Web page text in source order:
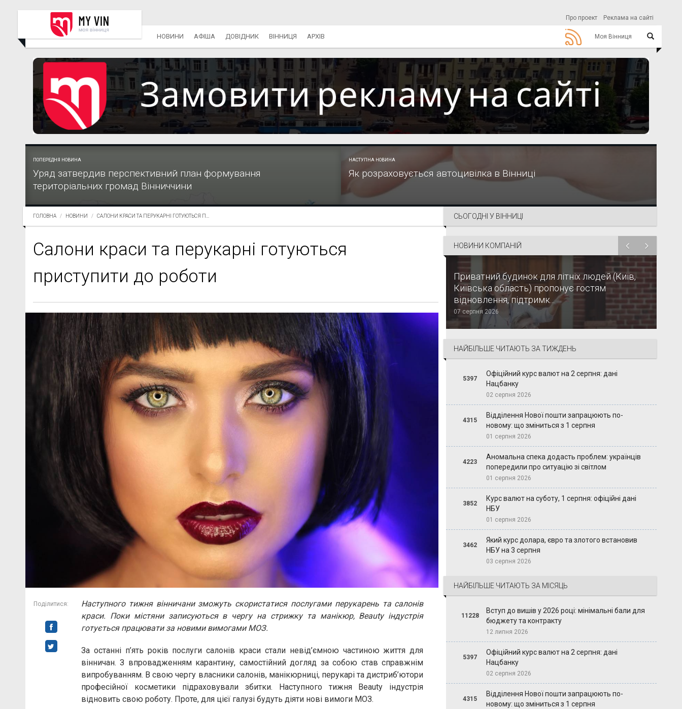
Про проект Реклама на сайті
Моя Вінниця
НОВИНИ АФІША ДОВІДНИК ВІННИЦЯ АРХІВ
ПОПЕРЕДНЯ НОВИНА
Уряд затвердив перспективний план формування
територіальних громад Вінниччини
НАСТУПНА НОВИНА
Як розраховується автоцивілка в Вінниці
ГОЛОВНА НОВИНИ САЛОНИ КРАСИ ТА ПЕРУКАРНІ ГОТУЮТЬСЯ П...
Салони краси та перукарні готуються
приступити до роботи
Поділитися:
Наступного тижня вінничани зможуть скористатися послугами перукарень та салонів
краси. Поки містяни записуються в чергу на стрижку та манікюр, Beauty індустрія
готується працювати за новими вимогами МОЗ.
За останні п’ять років послуги салонів краси стали невід’ємною частиною життя для
вінничан. З впровадженням карантину, самостійний догляд за собою став справжнім
випробуванням. В свою чергу власники салонів, манікюрниці, перукарі та дистриб’ютори
професійної косметики підраховували збитки. Наступного тижня Beauty індустрія
відновить свою роботу. Проте, для цієї галузі будуть діяти нові вимоги МОЗ.
СЬОГОДНІ У ВІННИЦІ
НОВИНИ КОМПАНІЙ
Приватний будинок для літніх людей (Київ,
Київська область) пропонує гостям
відновлення, підтримк...
07 серпня 2026
НАЙБІЛЬШЕ ЧИТАЮТЬ ЗА ТИЖДЕНЬ
5397
Офіційний курс валют на 2 серпня: дані
Нацбанку
02 серпня 2026
4315
Відділення Нової пошти запрацюють по-
новому: що зміниться з 1 серпня
01 серпня 2026
4223
Аномальна спека додасть проблем: українців
попередили про ситуацію зі світлом
01 серпня 2026
3852
Курс валют на суботу, 1 серпня: офіційні дані
НБУ
01 серпня 2026
3462
Який курс долара, євро та злотого встановив
НБУ на 3 серпня
03 серпня 2026
НАЙБІЛЬШЕ ЧИТАЮТЬ ЗА МІСЯЦЬ
11228
Вступ до вишів у 2026 році: мінімальні бали для
бюджету та контракту
12 липня 2026
5397
Офіційний курс валют на 2 серпня: дані
Нацбанку
02 серпня 2026
4315
Відділення Нової пошти запрацюють по-
новому: що зміниться з 1 серпня